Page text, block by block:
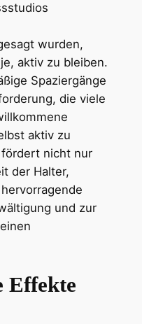
wurden,
aktiv zu bleiben.
Spaziergänge
die viele
aktiv zu
nicht nur
der Halter,
und zur
Effekte